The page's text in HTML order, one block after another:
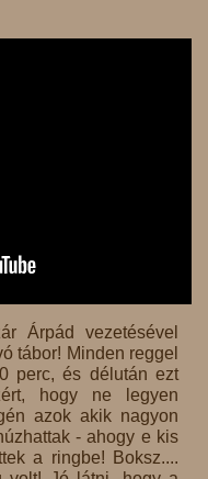
Árpád vezetésével
tábor! Minden reggel
perc, és délután ezt
hogy ne legyen
azok akik nagyon
- ahogy e kis
a ringbe! Boksz....